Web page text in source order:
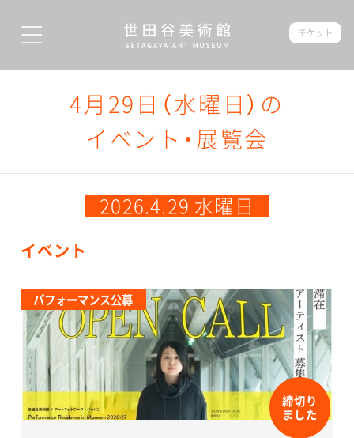
チケット
4月29日（水曜日）の
イベント・展覧会
2026.4.29 水曜日
イベント
パフォーマンス公募
締切り
ました